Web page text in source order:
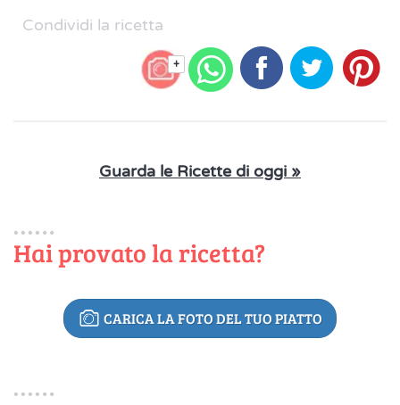
Condividi la ricetta
+
Guarda le Ricette di oggi »
Hai provato la ricetta?
CARICA LA FOTO DEL TUO PIATTO